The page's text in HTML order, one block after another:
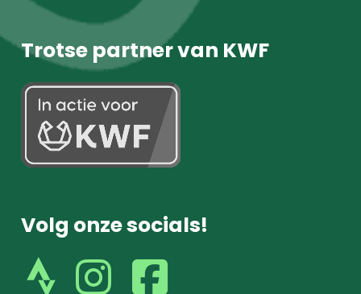
Trotse partner van KWF
Volg onze socials!
volg
volg